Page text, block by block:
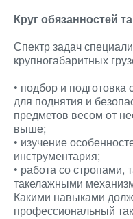
Круг обязанностей
Спектр задач
крупногабаритных
• подбор и
для поднятия и
предметов весом от
выше;
• изучение
инструментария;
• работа со стропами,
такелажными
Какими навыками
профессиональный